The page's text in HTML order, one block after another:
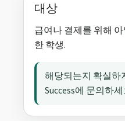
대상
급여나 결제를 위해
한 학생.
해당되는지 확실하
Success에 문의하세